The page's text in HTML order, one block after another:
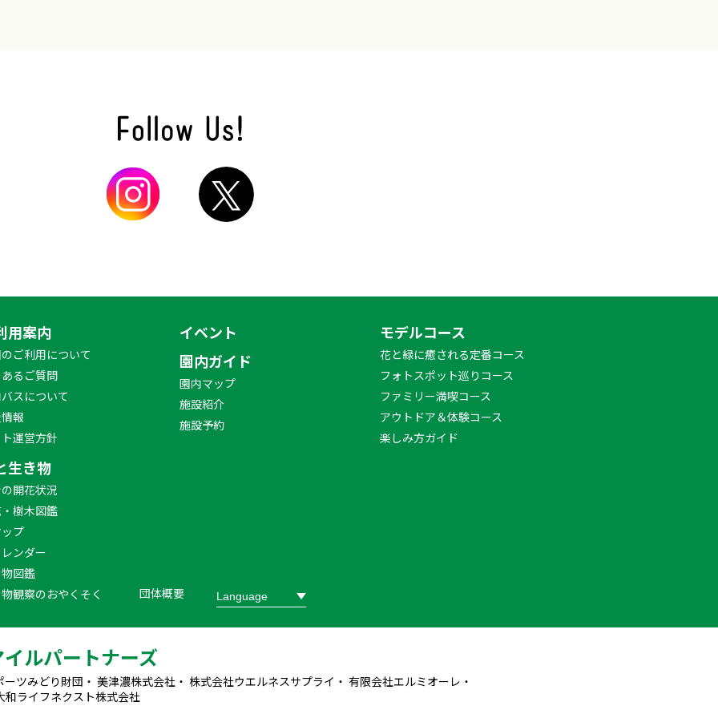
用案内
ご利用について
るご質問
スについて
報
運営方針
生き物
開花状況
樹木図鑑
プ
ンダー
図鑑
観察のおやくそく
イベント
園内ガイド
園内マップ
施設紹介
施設予約
モデルコース
花と緑に癒される定番コース
フォトスポット巡りコース
ファミリー満喫コース
アウトドア＆体験コース
楽しみ方ガイド
団体概要
ルパートナーズ
ツみどり財団・ 美津濃株式会社・ 株式会社ウエルネスサプライ・ 有限会社エルミオーレ・
和ライフネクスト株式会社